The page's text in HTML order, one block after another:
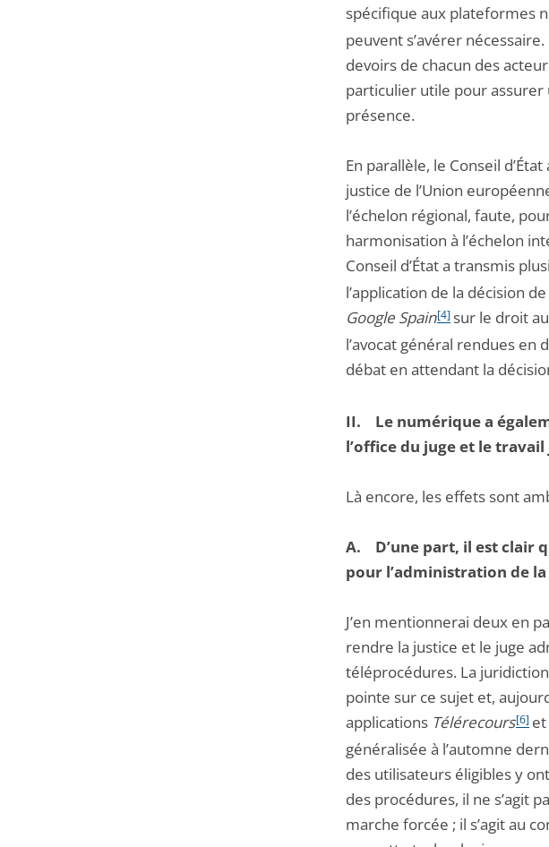
spécifique aux plateformes
peuvent s’avérer
devoirs de chacun des
particulier utile pour assurer
présence.
En parallèle, le Conseil
justice de l’Union
l’échelon régional, faute,
harmonisation à l’échelon
Conseil d’État a transmis
l’application de la décision
Google Spain[4]sur le droit
l’avocat général rendues
débat en attendant la
II. Le numérique a
l’office du juge et le
Là encore, les effets sont
A. D’une part, il est clair
pour l’administration de
J’en mentionnerai deux en
rendre la justice et le juge
téléprocédures. La
pointe sur ce sujet et,
applications Télérecours[6]et
généralisée à l’automne
des utilisateurs éligibles y
des procédures, il ne s’agit
marche forcée ; il s’agit au